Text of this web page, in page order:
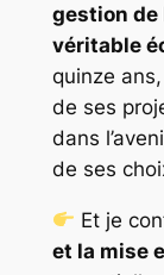
gestion de
véritable
quinze
de ses
dans
de ses
Et je
et la mise